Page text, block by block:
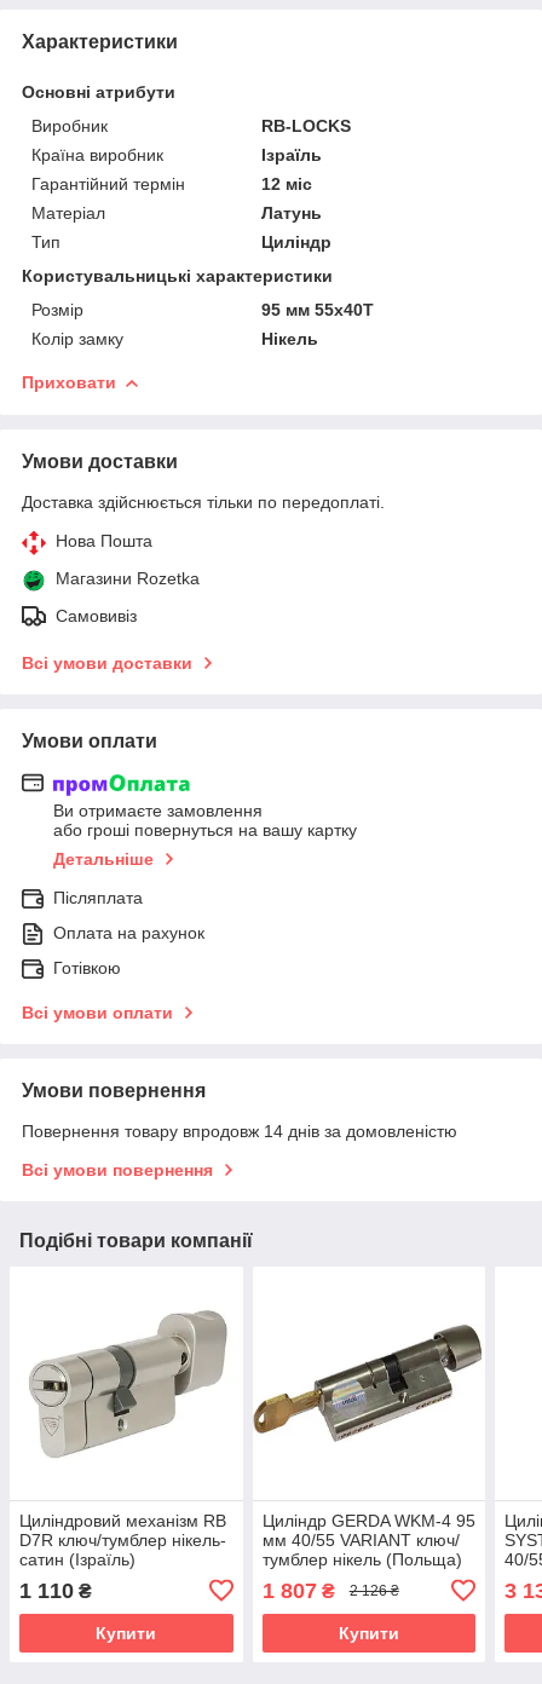
Характеристики
Основні атрибути
Виробник
RB-LOCKS
Країна виробник
Ізраїль
Гарантійний термін
12 міс
Матеріал
Латунь
Тип
Циліндр
Користувальницькі характеристики
Розмір
95 мм 55x40Т
Колір замку
Нікель
Приховати
Умови доставки
Доставка здійснюється тільки по передоплаті.
Нова Пошта
Магазини Rozetka
Самовивіз
Всі умови доставки
Умови оплати
Ви отримаєте замовлення
або гроші повернуться на вашу картку
Детальніше
Післяплата
Оплата на рахунок
Готівкою
Всі умови оплати
Умови повернення
Повернення товару впродовж 14 днів за домовленістю
Всі умови повернення
Подібні товари компанії
Циліндровий механізм RB
D7R ключ/тумблер нікель-
сатин (Ізраїль)
1 110 ₴
Купити
Циліндр GERDA WKM-4 95
мм 40/55 VARIANT ключ/
тумблер нікель (Польща)
1 807₴ 2 126 ₴
Купити
40/
3